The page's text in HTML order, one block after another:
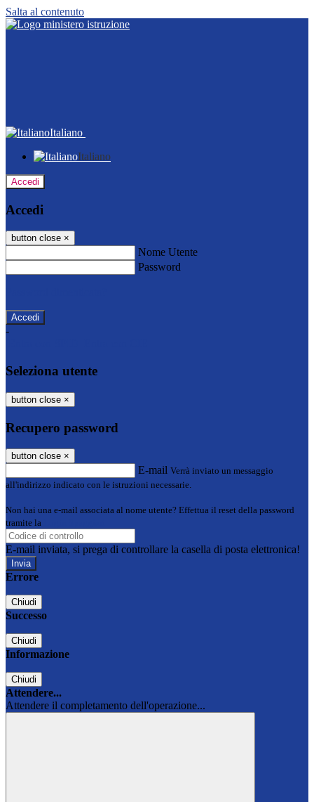
Salta al contenuto
Italiano
Italiano
Accedi
Accedi
button close ×
Nome Utente
Password
-
Seleziona utente
button close ×
Recupero password
button close ×
E-mail Verrà inviato un messaggio
all'indirizzo indicato con le istruzioni necessarie.
Non hai una e-mail associata al nome utente? Effettua il reset della password
tramite la
E-mail inviata, si prega di controllare la casella di posta elettronica!
Errore
Chiudi
Successo
Chiudi
Informazione
Chiudi
Attendere...
Attendere il completamento dell'operazione...